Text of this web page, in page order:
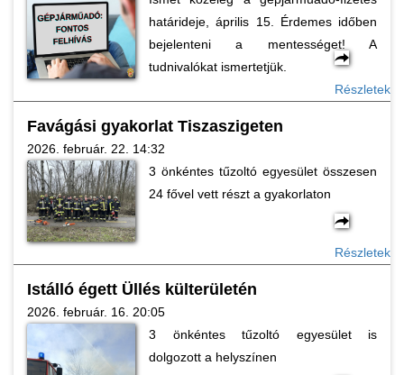
határideje, április 15. Érdemes időben
bejelenteni a mentességet! A
tudnivalókat ismertetjük.
Részletek
Favágási gyakorlat Tiszaszigeten
2026. február. 22. 14:32
3 önkéntes tűzoltó egyesület összesen
24 fővel vett részt a gyakorlaton
Részletek
Istálló égett Üllés külterületén
2026. február. 16. 20:05
3 önkéntes tűzoltó egyesület is
dolgozott a helyszínen